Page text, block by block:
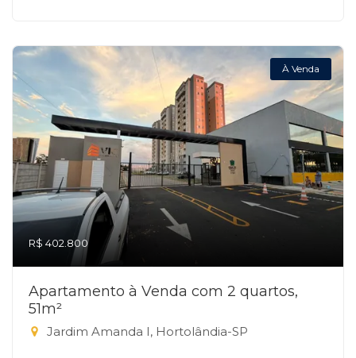
À Venda
R$ 402.800
Apartamento à Venda com 2 quartos,
51m²
Jardim Amanda I, Hortolândia-SP